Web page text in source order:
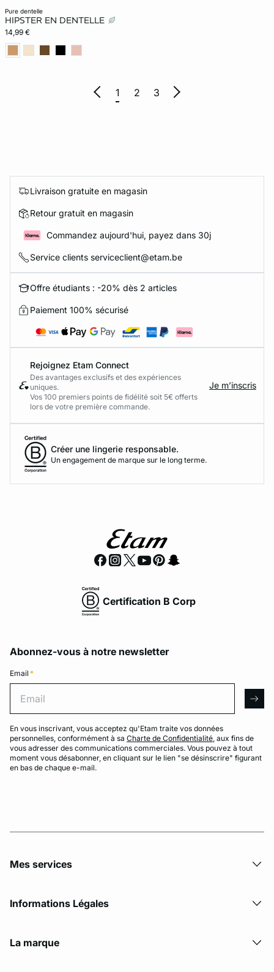
pure dentelle
HIPSTER EN DENTELLE
14,99 €
1 2 3
Livraison gratuite en magasin
Retour gratuit en magasin
Commandez aujourd'hui, payez dans 30j
Service clients serviceclient@etam.be
Offre étudiants : -20% dès 2 articles
Paiement 100% sécurisé
Rejoignez Etam Connect
Des avantages exclusifs et des expériences
uniques.
Vos 100 premiers points de fidélité soit 5€ offerts
lors de votre première commande.​
Je m’inscris
Créer une lingerie responsable.
Un engagement de marque sur le long terme.
Certification B Corp
Abonnez-vous à notre newsletter
Email *
En vous inscrivant, vous acceptez qu'Etam traite vos données
personnelles, conformément à sa Charte de Confidentialité, aux fins de
vous adresser des communications commerciales. Vous pouvez à tout
moment vous désabonner, en cliquant sur le lien "se désinscrire" figurant
en bas de chaque e-mail.
Mes services
Informations Légales
La marque